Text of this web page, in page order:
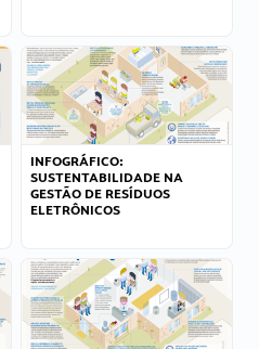
INFOGRÁFICO:
SUSTENTABILIDADE NA
GESTÃO DE RESÍDUOS
ELETRÔNICOS